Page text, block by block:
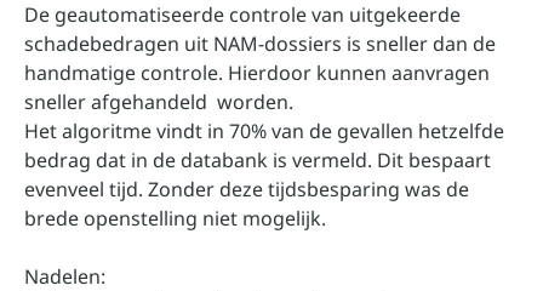
De geautomatiseerde controle van uitgekeerde
schadebedragen uit NAM-dossiers is sneller dan de
handmatige controle. Hierdoor kunnen aanvragen
sneller afgehandeld worden.
Het algoritme vindt in 70% van de gevallen hetzelfde
bedrag dat in de databank is vermeld. Dit bespaart
evenveel tijd. Zonder deze tijdsbesparing was de
brede openstelling niet mogelijk.
Nadelen: